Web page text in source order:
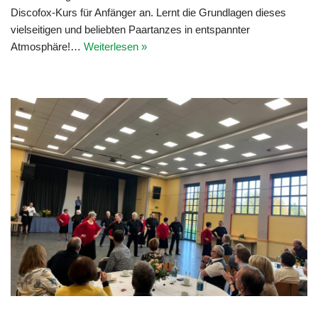
Discofox-Kurs für Anfänger an. Lernt die Grundlagen dieses
vielseitigen und beliebten Paartanzes in entspannter
Atmosphäre!… Weiterlesen »